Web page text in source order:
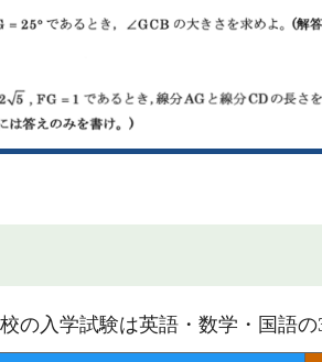
の入学試験は英語・数学・国語の